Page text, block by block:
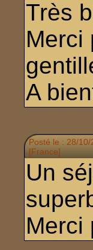
Très
Merci
A
Posté le : 28/
[France]
Un
Merci